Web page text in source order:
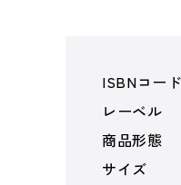
ISBNコード
レーベル
商品形態
サイズ